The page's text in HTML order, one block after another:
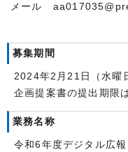
メール
募集期間
2024年2月21日（水曜
企画提案書の提出期限
業務名称
令和6年度デジタル広